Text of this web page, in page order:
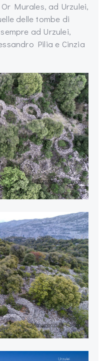
Murales, ad Urzulei,
delle tombe di
ad Urzulei,
Pilia e Cinzia